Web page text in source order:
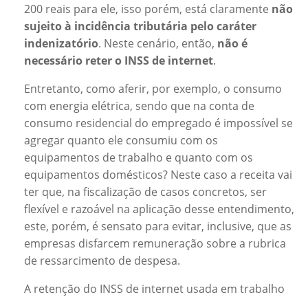
200 reais para ele, isso porém, está claramente não
sujeito à incidência tributária pelo caráter
indenizatório. Neste cenário, então, não é
necessário reter o INSS de internet.
Entretanto, como aferir, por exemplo, o consumo
com energia elétrica, sendo que na conta de
consumo residencial do empregado é impossível se
agregar quanto ele consumiu com os
equipamentos de trabalho e quanto com os
equipamentos domésticos? Neste caso a receita vai
ter que, na fiscalização de casos concretos, ser
flexível e razoável na aplicação desse entendimento,
este, porém, é sensato para evitar, inclusive, que as
empresas disfarcem remuneração sobre a rubrica
de ressarcimento de despesa.
A retenção do INSS de internet usada em trabalho